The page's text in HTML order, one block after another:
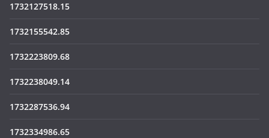
1732127518.15
1732155542.85
1732223809.68
1732238049.14
1732287536.94
1732334986.65